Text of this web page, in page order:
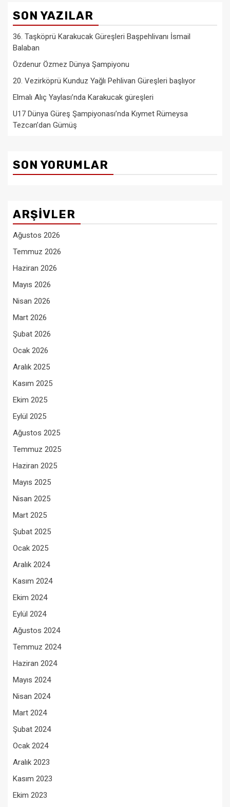
SON YAZILAR
36. Taşköprü Karakucak Güreşleri Başpehlivanı İsmail
Balaban
Özdenur Özmez Dünya Şampiyonu
20. Vezirköprü Kunduz Yağlı Pehlivan Güreşleri başlıyor
Elmalı Alıç Yaylası’nda Karakucak güreşleri
U17 Dünya Güreş Şampiyonası’nda Kıymet Rümeysa
Tezcan’dan Gümüş
SON YORUMLAR
ARŞIVLER
Ağustos 2026
Temmuz 2026
Haziran 2026
Mayıs 2026
Nisan 2026
Mart 2026
Şubat 2026
Ocak 2026
Aralık 2025
Kasım 2025
Ekim 2025
Eylül 2025
Ağustos 2025
Temmuz 2025
Haziran 2025
Mayıs 2025
Nisan 2025
Mart 2025
Şubat 2025
Ocak 2025
Aralık 2024
Kasım 2024
Ekim 2024
Eylül 2024
Ağustos 2024
Temmuz 2024
Haziran 2024
Mayıs 2024
Nisan 2024
Mart 2024
Şubat 2024
Ocak 2024
Aralık 2023
Kasım 2023
Ekim 2023